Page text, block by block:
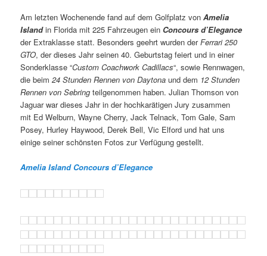
Am letzten Wochenende fand auf dem Golfplatz vonAmelia
Islandin Florida mit 225 Fahrzeugen ein Concours d’Elegance
der Extraklasse statt. Besonders geehrt wurden derFerrari 250
GTO, der dieses Jahr seinen 40. Geburtstag feiert und in einer
Sonderklasse “Custom Coachwork Cadillacs“, sowie Rennwagen,
die beim24 Stunden Rennen von Daytona und dem 12 Stunden
Rennen von Sebring teilgenommen haben. Julian Thomson von
Jaguar war dieses Jahr in der hochkarätigen Jury zusammen
mit Ed Welburn, Wayne Cherry, Jack Telnack, Tom Gale, Sam
Posey, Hurley Haywood, Derek Bell, Vic Elford und hat uns
einige seiner schönsten Fotos zur Verfügung gestellt.
Amelia Island Concours d’Elegance